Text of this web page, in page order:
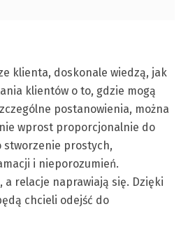
klienta, doskonale wiedzą, jak
klientów o to, gdzie mogą
postanowienia, można
wprost proporcjonalnie do
stworzenie prostych,
i nieporozumień.
relacje naprawiają się. Dzięki
chcieli odejść do